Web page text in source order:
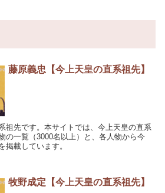
藤原義忠【今上天皇の直系祖先】
祖先です。本サイトでは、今上天皇の直系
の一覧（3000名以上）と、各人物から今
掲載しています。
牧野成定【今上天皇の直系祖先】